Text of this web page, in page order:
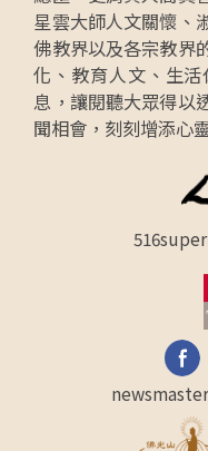
星雲大師人文關懷、
佛教界以及各宗教界
化、教育人文、生
息，讓閱聽大眾得以
聞相會，刻刻增添心